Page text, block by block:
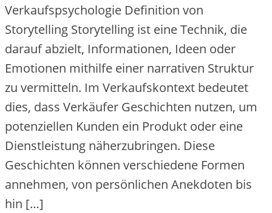
Verkaufspsychologie Definition von
Storytelling Storytelling ist eine Technik, die
darauf abzielt, Informationen, Ideen oder
Emotionen mithilfe einer narrativen Struktur
zu vermitteln. Im Verkaufskontext bedeutet
dies, dass Verkäufer Geschichten nutzen, um
potenziellen Kunden ein Produkt oder eine
Dienstleistung näherzubringen. Diese
Geschichten können verschiedene Formen
annehmen, von persönlichen Anekdoten bis
hin […]